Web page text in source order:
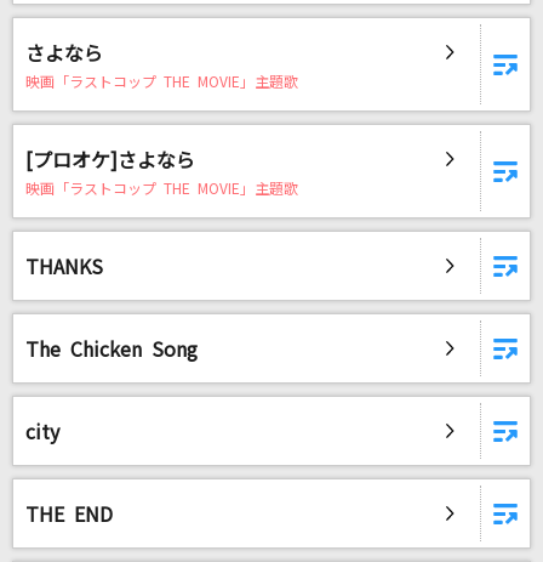
さよなら
映画「ラストコップ THE MOVIE」主題歌
[プロオケ]さよなら
映画「ラストコップ THE MOVIE」主題歌
THANKS
The Chicken Song
city
THE END